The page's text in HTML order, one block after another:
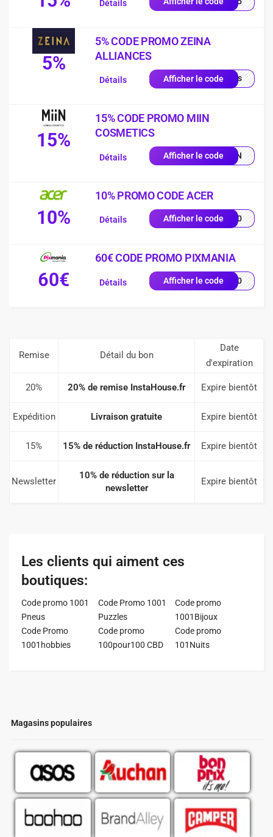
Magasins populaires
Détails
5%
5% CODE PROMO ZEINA
ALLIANCES
Afficher le codequis
Détails
15%
15% CODE PROMO MIIN
COSMETICS
Afficher le codeMIIN
Détails
10%
10% PROMO CODE ACER
Afficher le codeVE10
Détails
60€
60€ CODE PROMO PIXMANIA
Afficher le codeAL60
Détails
Remise Détail du bon
Date
d'expiration
20% 20% de remise InstaHouse.fr Expire bientôt
Expédition Livraison gratuite Expire bientôt
15% 15% de réduction InstaHouse.fr Expire bientôt
Newsletter
10% de réduction sur la
newsletter
Expire bientôt
Les clients qui aiment ces
boutiques:
Code promo 1001
Pneus
Code Promo 1001
Puzzles
Code promo
1001Bijoux
Code Promo
1001hobbies
Code promo
100pour100 CBD
Code promo
101Nuits